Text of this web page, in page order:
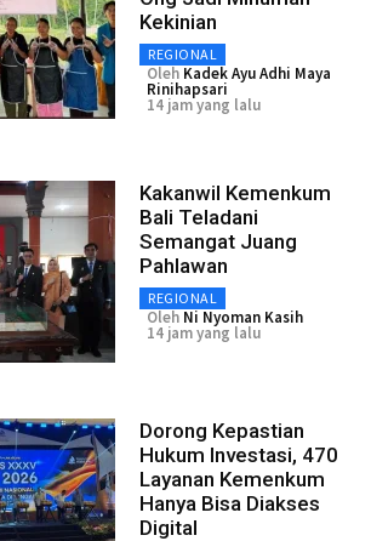
Kekinian
REGIONAL
Oleh Kadek Ayu Adhi Maya
Rinihapsari
14 jam yang lalu
Kakanwil Kemenkum
Bali Teladani
Semangat Juang
Pahlawan
REGIONAL
Oleh Ni Nyoman Kasih
14 jam yang lalu
Dorong Kepastian
Hukum Investasi, 470
Layanan Kemenkum
Hanya Bisa Diakses
Digital